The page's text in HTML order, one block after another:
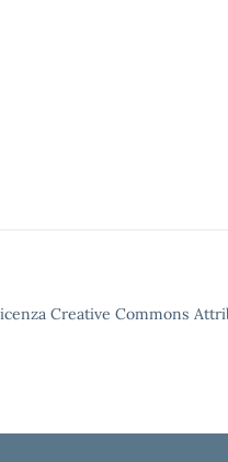
Creative Commons